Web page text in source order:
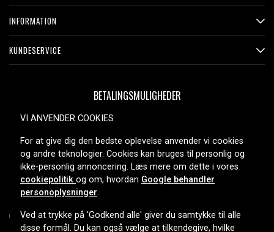
INFORMATION
KUNDESERVICE
BETALINGSMULIGHEDER
LEVERINGSMULIGHEDER
VI ANVENDER COOKIES
For at give dig den bedste oplevelse anvender vi cookies
og andre teknologier. Cookies kan bruges til personlig og
ikke-personlig annoncering. Læs mere om dette i vores
cookiepolitik og om, hvordan Google behandler
personoplysninger.
Ved at trykke på 'Godkend alle' giver du samtykke til alle
disse formål. Du kan også vælge at tilkendegive, hvilke